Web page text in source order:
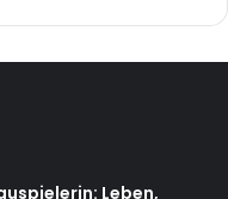
Leben,